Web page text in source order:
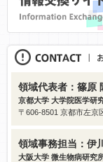
領域代表者：篠原
京都大学 大学院医学研
〒606-8501 京都市左京
領域事務担当：伊
大阪大学 微生物病研究